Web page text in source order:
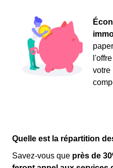
votre
Quelle est la répartition
Savez-vous que près de